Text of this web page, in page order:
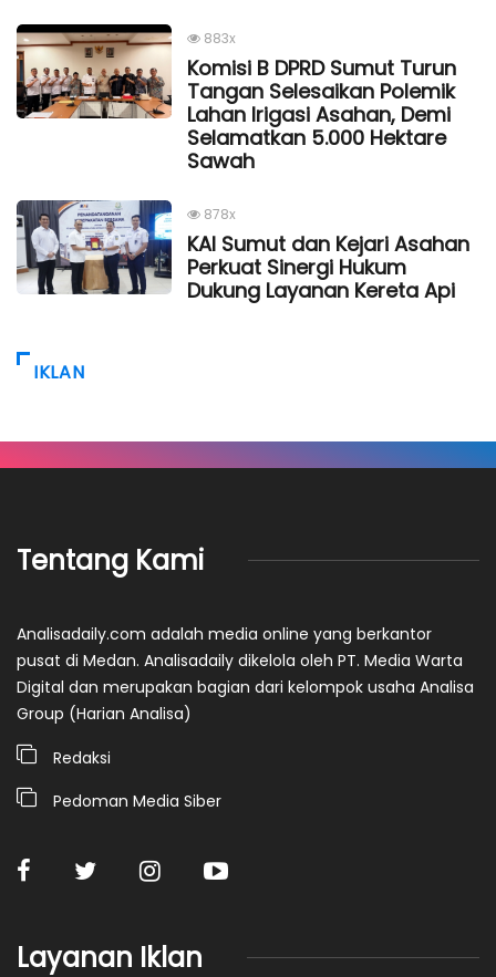
883x
Komisi B DPRD Sumut Turun
Tangan Selesaikan Polemik
Lahan Irigasi Asahan, Demi
Selamatkan 5.000 Hektare
Sawah
878x
KAI Sumut dan Kejari Asahan
Perkuat Sinergi Hukum
Dukung Layanan Kereta Api
IKLAN
Tentang Kami
Analisadaily.com adalah media online yang berkantor
pusat di Medan. Analisadaily dikelola oleh PT. Media Warta
Digital dan merupakan bagian dari kelompok usaha Analisa
Group (Harian Analisa)
Redaksi
Pedoman Media Siber
Layanan Iklan